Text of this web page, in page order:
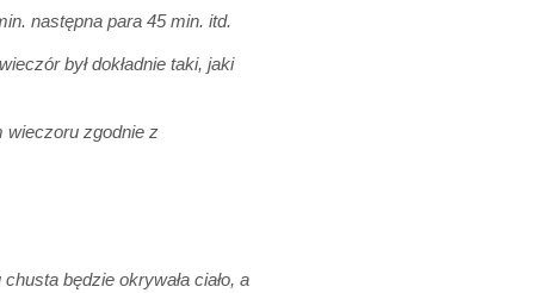
następna para 45 min. itd.
był dokładnie taki, jaki
wieczoru zgodnie z
będzie okrywała ciało, a